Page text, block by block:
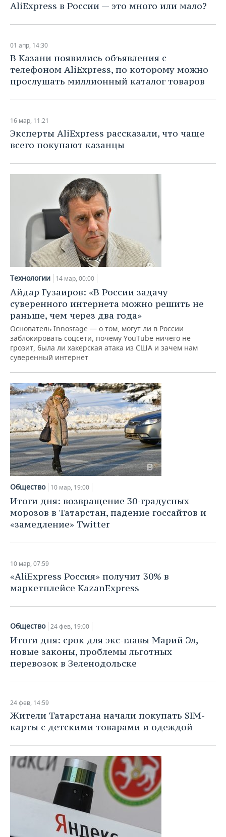
AliExpress в России — это много или мало?
01 апр, 14:30
В Казани появились объявления с
телефоном AliExpress, по которому можно
прослушать миллионный каталог товаров
16 мар, 11:21
Эксперты AliExpress рассказали, что чаще
всего покупают казанцы
Технологии 14 мар, 00:00
Айдар Гузаиров: «В России задачу
суверенного интернета можно решить не
раньше, чем через два года»
Основатель Innostage — о том, могут ли в России
заблокировать соцсети, почему YouTube ничего не
грозит, была ли хакерская атака из США и зачем нам
суверенный интернет
Общество 10 мар, 19:00
Итоги дня: возвращение 30-градусных
морозов в Татарстан, падение госсайтов и
«замедление» Twitter
10 мар, 07:59
«AliExpress Россия» получит 30% в
маркетплейсе KazanExpress
Общество 24 фев, 19:00
Итоги дня: срок для экс-главы Марий Эл,
новые законы, проблемы льготных
перевозок в Зеленодольске
24 фев, 14:59
Жители Татарстана начали покупать SIM-
карты с детскими товарами и одеждой